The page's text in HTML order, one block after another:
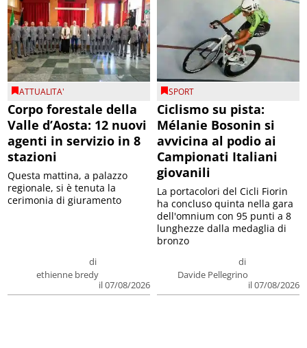
ATTUALITA'
Corpo forestale della
Valle d’Aosta: 12 nuovi
agenti in servizio in 8
stazioni
di
ethienne bredy
il 07/08/2026
Questa mattina, a palazzo
regionale, si è tenuta la
cerimonia di giuramento
SPORT
Ciclismo su pista:
Mélanie Bosonin si
avvicina al podio ai
Campionati Italiani
giovanili
di
Davide Pellegrino
il 07/08/2026
La portacolori del Cicli Fiorin
ha concluso quinta nella gara
dell'omnium con 95 punti a 8
lunghezze dalla medaglia di
bronzo